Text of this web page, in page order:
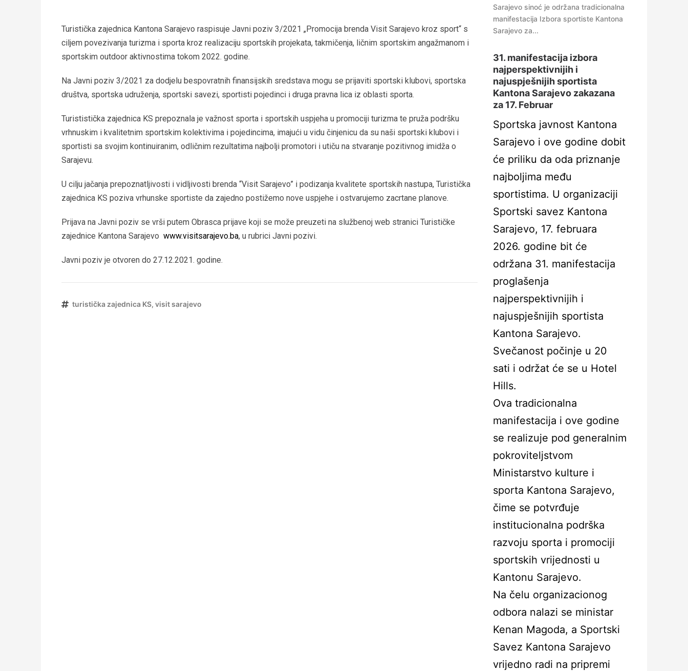
Turistička zajednica Kantona Sarajevo raspisuje Javni poziv 3/2021 „Promocija brenda Visit Sarajevo kroz sport“ s
ciljem povezivanja turizma i sporta kroz realizaciju sportskih projekata, takmičenja, ličnim sportskim angažmanom i
sportskim outdoor aktivnostima tokom 2022. godine.
Na Javni poziv 3/2021 za dodjelu bespovratnih finansijskih sredstava mogu se prijaviti sportski klubovi, sportska
društva, sportska udruženja, sportski savezi, sportisti pojedinci i druga pravna lica iz oblasti sporta.
Turististička zajednica KS prepoznala je važnost sporta i sportskih uspjeha u promociji turizma te pruža podršku
vrhnuskim i kvalitetnim sportskim kolektivima i pojedincima, imajući u vidu činjenicu da su naši sportski klubovi i
sportisti sa svojim kontinuiranim, odličnim rezultatima najbolji promotori i utiču na stvaranje pozitivnog imidža o
Sarajevu.
U cilju jačanja prepoznatljivosti i vidljivosti brenda “Visit Sarajevo” i podizanja kvalitete sportskih nastupa, Turistička
zajednica KS poziva vrhunske sportiste da zajedno postižemo nove uspjehe i ostvarujemo zacrtane planove.
Prijava na Javni poziv se vrši putem Obrasca prijave koji se može preuzeti na službenoj web stranici Turističke
zajednice Kantona Sarajevo www.visitsarajevo.ba, u rubrici Javni pozivi.
Javni poziv je otvoren do 27.12.2021. godine.
turistička zajednica KS, visit sarajevo
Sarajevo sinoć je održana tradicionalna
manifestacija Izbora sportiste Kantona
Sarajevo za...
31. manifestacija izbora
najperspektivnijih i
najuspješnijih sportista
Kantona Sarajevo zakazana
za 17. Februar
Sportska javnost Kantona
Sarajevo i ove godine dobit
će priliku da oda priznanje
najboljima među
sportistima. U organizaciji
Sportski savez Kantona
Sarajevo, 17. februara
2026. godine bit će
održana 31. manifestacija
proglašenja
najperspektivnijih i
najuspješnijih sportista
Kantona Sarajevo.
Svečanost počinje u 20
sati i održat će se u Hotel
Hills.
Ova tradicionalna
manifestacija i ove godine
se realizuje pod generalnim
pokroviteljstvom
Ministarstvo kulture i
sporta Kantona Sarajevo,
čime se potvrđuje
institucionalna podrška
razvoju sporta i promociji
sportskih vrijednosti u
Kantonu Sarajevo.
Na čelu organizacionog
odbora nalazi se ministar
Kenan Magoda, a Sportski
Savez Kantona Sarajevo
vrijedno radi na pripremi